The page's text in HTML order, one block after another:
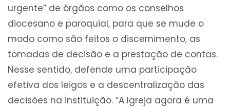
urgente” de órgãos como os conselhos
diocesano e paroquial, para que se mude o
modo como são feitos o discernimento, as
tomadas de decisão e a prestação de contas.
Nesse sentido, defende uma participação
efetiva dos leigos e a descentralização das
decisões na instituição. “A Igreja agora é uma